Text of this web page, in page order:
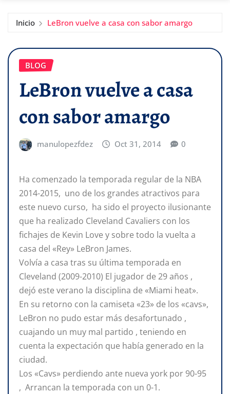
Inicio LeBron vuelve a casa con sabor amargo
BLOG
LeBron vuelve a casa
con sabor amargo
manulopezfdez Oct 31, 2014 0
Ha comenzado la temporada regular de la NBA
2014-2015, uno de los grandes atractivos para
este nuevo curso, ha sido el proyecto ilusionante
que ha realizado Cleveland Cavaliers con los
fichajes de Kevin Love y sobre todo la vuelta a
casa del «Rey» LeBron James.
Volvía a casa tras su última temporada en
Cleveland (2009-2010) El jugador de 29 años ,
dejó este verano la disciplina de «Miami heat».
En su retorno con la camiseta «23» de los «cavs»,
LeBron no pudo estar más desafortunado ,
cuajando un muy mal partido , teniendo en
cuenta la expectación que había generado en la
ciudad.
Los «Cavs» perdiendo ante nueva york por 90-95
, Arrancan la temporada con un 0-1.